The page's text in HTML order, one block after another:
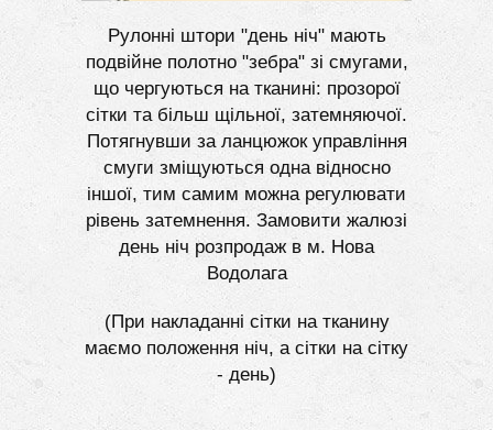
Рулонні штори "день ніч" мають
подвійне полотно "зебра" зі смугами,
що чергуються на тканині: прозорої
сітки та більш щільної, затемняючої.
Потягнувши за ланцюжок управління
смуги зміщуються одна відносно
іншої, тим самим можна регулювати
рівень затемнення. Замовити жалюзі
день ніч розпродаж в м. Нова
Водолага
(При накладанні сітки на тканину
маємо положення ніч, а сітки на сітку
- день)